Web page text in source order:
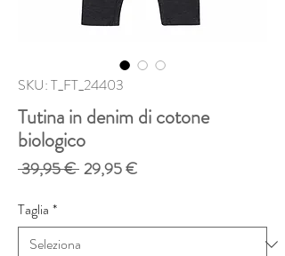
SKU: T_FT_24403
Tutina in denim di cotone
biologico
39,95 € Prezzo
29,95 €Prezzo
Taglia *